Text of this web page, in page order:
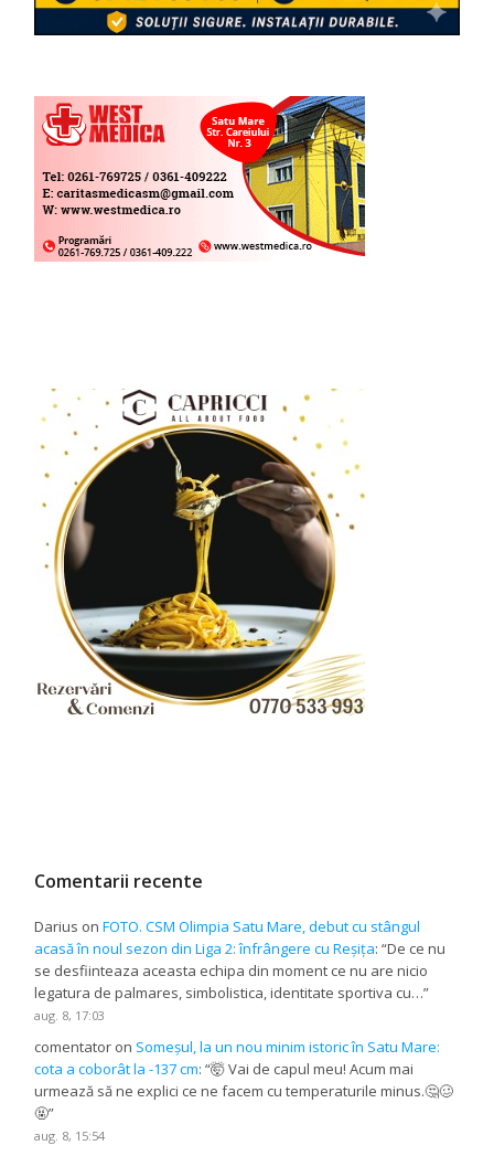
Comentarii recente
Darius onFOTO. CSM Olimpia Satu Mare, debut cu stângul
acasă în noul sezon din Liga 2: înfrângere cu Reșița: “De ce nu
se desfiinteaza aceasta echipa din moment ce nu are nicio
legatura de palmares, simbolistica, identitate sportiva cu…”
aug. 8, 17:03
comentator on Someșul, la un nou minim istoric în Satu Mare:
cota a coborât la -137 cm: “🤯 Vai de capul meu! Acum mai
urmează să ne explici ce ne facem cu temperaturile minus.🤔🥴
🤬”
aug. 8, 15:54